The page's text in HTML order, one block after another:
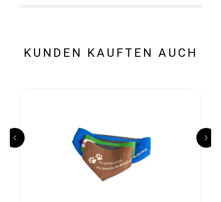
KUNDEN KAUFTEN AUCH